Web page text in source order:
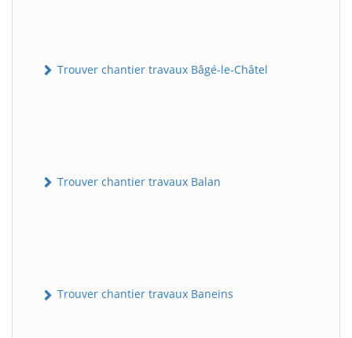
Trouver chantier travaux Bâgé-le-Châtel
Trouver chantier travaux Balan
Trouver chantier travaux Baneins